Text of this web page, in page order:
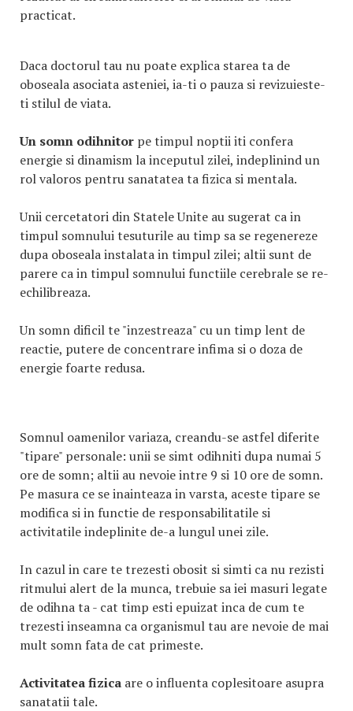
practicat.
Daca doctorul tau nu poate explica starea ta de
oboseala asociata asteniei, ia-ti o pauza si revizuieste-
ti stilul de viata.
Un somn odihnitor pe timpul noptii iti confera
energie si dinamism la inceputul zilei, indeplinind un
rol valoros pentru sanatatea ta fizica si mentala.
Unii cercetatori din Statele Unite au sugerat ca in
timpul somnului tesuturile au timp sa se regenereze
dupa oboseala instalata in timpul zilei; altii sunt de
parere ca in timpul somnului functiile cerebrale se re-
echilibreaza.
Un somn dificil te "inzestreaza" cu un timp lent de
reactie, putere de concentrare infima si o doza de
energie foarte redusa.
Somnul oamenilor variaza, creandu-se astfel diferite
"tipare" personale: unii se simt odihniti dupa numai 5
ore de somn; altii au nevoie intre 9 si 10 ore de somn.
Pe masura ce se inainteaza in varsta, aceste tipare se
modifica si in functie de responsabilitatile si
activitatile indeplinite de-a lungul unei zile.
In cazul in care te trezesti obosit si simti ca nu rezisti
ritmului alert de la munca, trebuie sa iei masuri legate
de odihna ta - cat timp esti epuizat inca de cum te
trezesti inseamna ca organismul tau are nevoie de mai
mult somn fata de cat primeste.
Activitatea fizica are o influenta coplesitoare asupra
sanatatii tale.